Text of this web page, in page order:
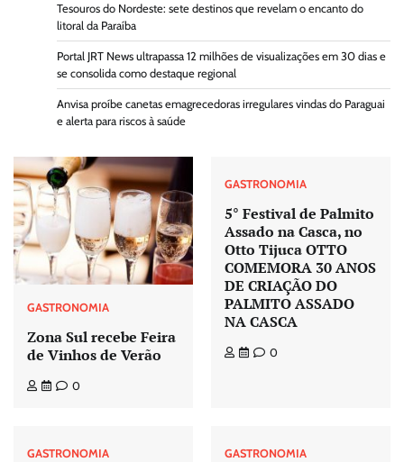
Tesouros do Nordeste: sete destinos que revelam o encanto do
litoral da Paraíba
Portal JRT News ultrapassa 12 milhões de visualizações em 30 dias e
se consolida como destaque regional
Anvisa proíbe canetas emagrecedoras irregulares vindas do Paraguai
e alerta para riscos à saúde
GASTRONOMIA
Zona Sul recebe Feira
de Vinhos de Verão
0
GASTRONOMIA
5° Festival de Palmito
Assado na Casca, no
Otto Tijuca OTTO
COMEMORA 30 ANOS
DE CRIAÇÃO DO
PALMITO ASSADO
NA CASCA
0
GASTRONOMIA GASTRONOMIA